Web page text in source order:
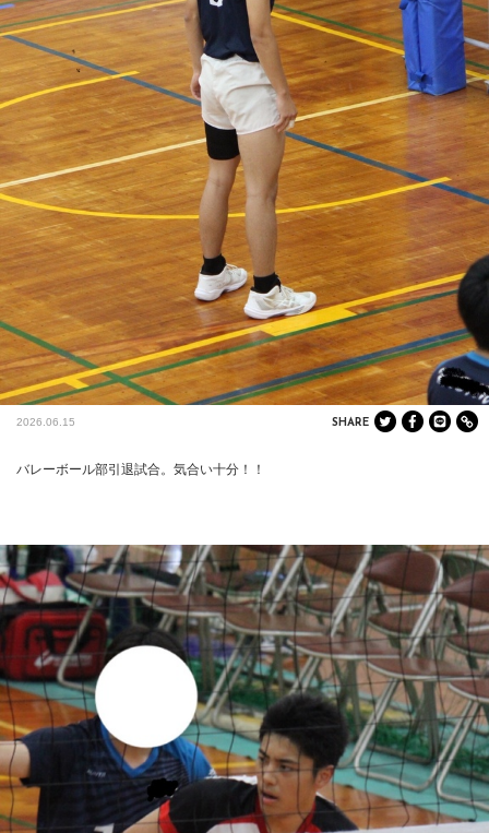
2026.06.15 SHARE
バレーボール部引退試合。気合い十分！！